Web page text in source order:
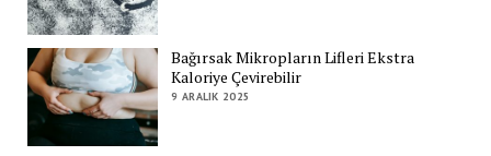
Bağırsak Mikropların Lifleri Ekstra
Kaloriye Çevirebilir
9 ARALIK 2025